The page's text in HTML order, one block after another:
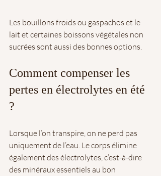
Les bouillons froids ou gaspachos et le
lait et certaines boissons végétales non
sucrées sont aussi des bonnes options.
Comment compenser les
pertes en électrolytes en été
?
Lorsque l’on transpire, on ne perd pas
uniquement de l’eau. Le corps élimine
également des électrolytes, c’est-à-dire
des minéraux essentiels au bon